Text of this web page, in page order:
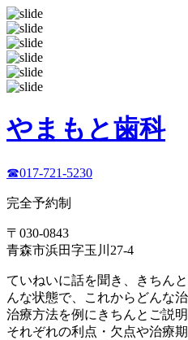
やまもと歯科
☎017-721-5230
完全予約制
〒030-0843
青森市浜田字玉川27-4
ていねいに話を聞き、きちん
んな状態で、これからどんな
治療方法を例にきちんとご説明
それぞれの利点・欠点や治療